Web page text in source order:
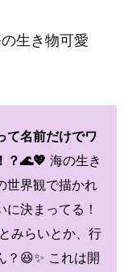
生き物可愛
て名前だけでワ
？🌊💖 海の生き
世界観で描かれ
決まってる！
みらいとか、行
？😆✨ これは開